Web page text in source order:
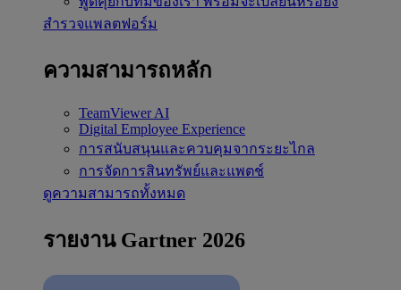
สำรวจแพลตฟอร์ม
ความสามารถหลัก
TeamViewer AI
Digital Employee Experience
การสนับสนุนและควบคุมจากระยะไกล
การจัดการสินทรัพย์และแพตช์
ดูความสามารถทั้งหมด
รายงาน Gartner 2026